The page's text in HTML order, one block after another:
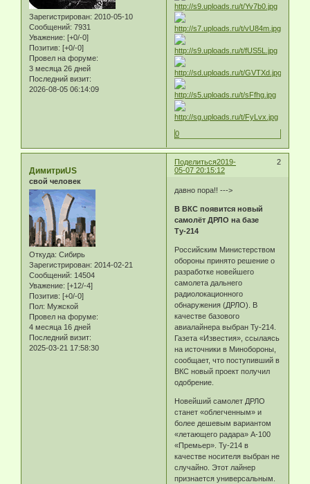
Зарегистрирован: 2010-05-10
Сообщений: 7931
Уважение: [+0/-0]
Позитив: [+0/-0]
Провел на форуме:
3 месяца 26 дней
Последний визит:
2026-08-05 06:14:09
0
Поделиться 2
2019-
05-07 20:15:12
ДимитриUS
свой человек
Откуда: Сибирь
Зарегистрирован: 2014-02-21
Сообщений: 14504
Уважение: [+12/-4]
Позитив: [+0/-0]
Пол: Мужской
Провел на форуме:
4 месяца 16 дней
Последний визит:
2025-03-21 17:58:30
давно пора!! --->
В ВКС появится новый
самолёт ДРЛО на базе
Ту-214
Российским Министерством
обороны принято решение о
разработке новейшего
самолета дальнего
радиолокационного
обнаружения (ДРЛО). В
качестве базового
авиалайнера выбран Ту-214.
Газета «Известия», ссылаясь
на источники в Минобороны,
сообщает, что поступивший в
ВКС новый проект получил
одобрение.
Новейший самолет ДРЛО
станет «облегченным» и
более дешевым вариантом
«летающего радара» А-100
«Премьер». Ту-214 в
качестве носителя выбран не
случайно. Этот лайнер
признается универсальным.